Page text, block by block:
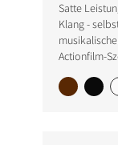
Satte
Klang -
Actionfilm-